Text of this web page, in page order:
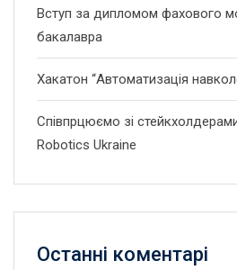
Вступ за дипломом фахового
бакалавра
Хакатон “Автоматизація
Співпрцюємо зі
Robotics Ukraine
Останні коментарі